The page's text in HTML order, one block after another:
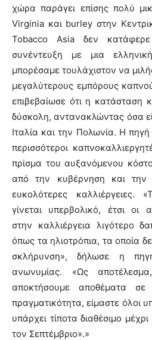
χώρα παράγει επίσης πολύ
Virginia και burley στην
Tobacco Asia δεν
συνέντευξη με μια
μπορέσαμε τουλάχιστον να
μεγαλύτερους εμπόρους
επιβεβαίωσε ότι η κατάσταση
δύσκολη, αντανακλώντας όσα
Ιταλία και την Πολωνία. Η πηγή
περισσότεροι
πρίσμα του αυξανόμενου
από την κυβέρνηση και την
ευκολότερες καλλιέργειες.
γίνεται υπερβολικό, έτσι οι
στην καλλιέργεια λιγότερο
όπως τα ηλιοτρόπια, τα οποία
σκλήρυνση», δήλωσε η
ανωνυμίας. «Ως
αποκτήσουμε αποθέματα σε
πραγματικότητα, είμαστε όλοι
υπάρχει τίποτα διαθέσιμο
τον Σεπτέμβριο».»